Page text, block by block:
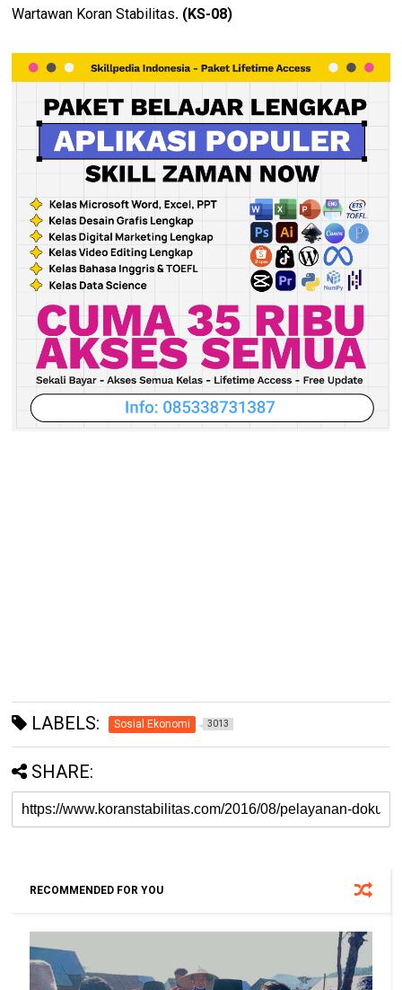
Wartawan Koran Stabilitas. (KS-08)
LABELS: Sosial Ekonomi 3013
SHARE:
RECOMMENDED FOR YOU